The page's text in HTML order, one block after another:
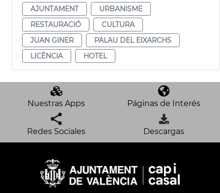
AJUNTAMENT
URBANISME
RESTAURACIÓ
CULTURA
JUAN GINER
PALAU DEL EIXARCHS
LICÈNCIA
HOTEL
Nuestras Apps Páginas de Interés
Redes Sociales Descargas